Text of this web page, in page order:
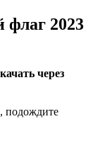
флаг 2023
через
подождите